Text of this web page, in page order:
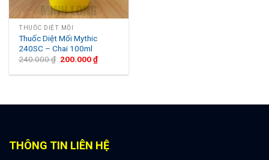
THUỐC DIỆT MỐI
Thuốc Diệt Mối Mythic
240SC – Chai 100ml
240.000₫ 200.000₫
THÔNG TIN LIÊN HỆ